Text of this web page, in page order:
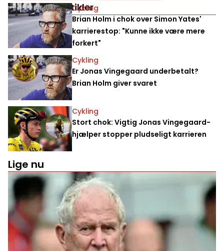
Relaterede artikler
Cykling
Brian Holm i chok over Simon Yates'
karrierestop: "Kunne ikke være mere
forkert"
Cykling
Er Jonas Vingegaard underbetalt?
Brian Holm giver svaret
Cykling
Stort chok: Vigtig Jonas Vingegaard-
hjælper stopper pludseligt karrieren
Lige nu